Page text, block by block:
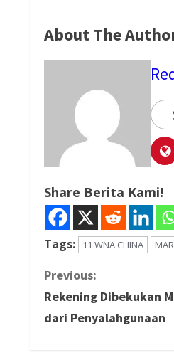
About The
Share Berita Kami!
Tags: 11 WNA CHINA
C
o
Previous:
Rekening Dibekukan
dari Penyalahgunaan